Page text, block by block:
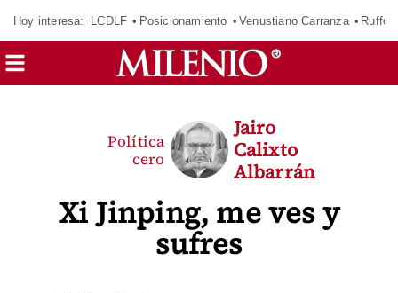
Hoy interesa: LCDLF Posicionamiento Venustiano Carranza Ruffo
Xi Jinping, me ves y
sufres
Política
cero
Jairo
Calixto
Albarrán